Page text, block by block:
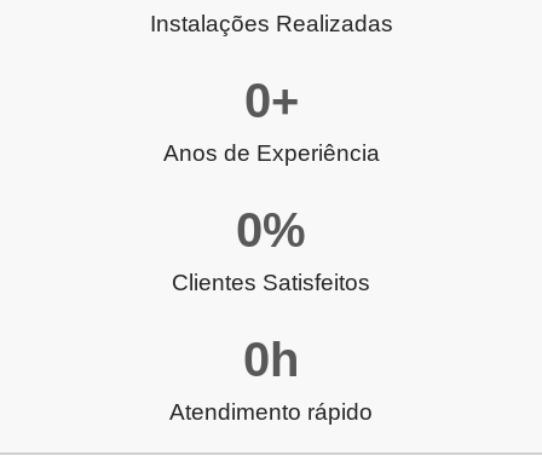
Instalações Realizadas
Anos de Experiência
0+
Clientes Satisfeitos
0%
Atendimento rápido
0 h